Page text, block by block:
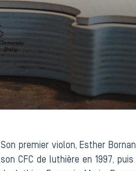
Son premier violon, Esther
son CFC de luthière en 1997,